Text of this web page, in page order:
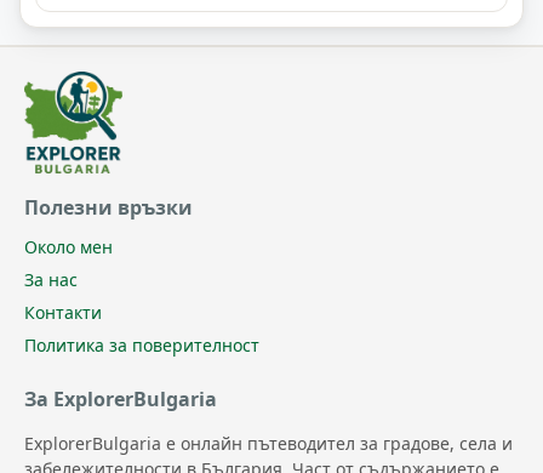
Полезни връзки
Около мен
За нас
Контакти
Политика за поверителност
За ExplorerBulgaria
ExplorerBulgaria е онлайн пътеводител за градове, села и